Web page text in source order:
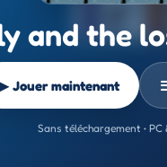
and the
Jouer maintenant
Sans téléchargement •